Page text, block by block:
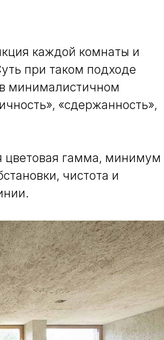
каждой комнаты и
при таком подходе
минималистичном
«сдержанность»,
цветовая гамма, минимум
чистота и